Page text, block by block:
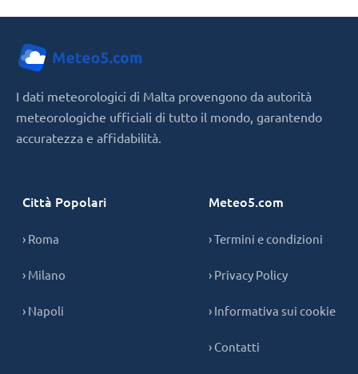
I dati meteorologici di Malta provengono da autorità
meteorologiche ufficiali di tutto il mondo, garantendo
accuratezza e affidabilità.
Città Popolari
› Roma
› Milano
› Napoli
Meteo5.com
› Termini e condizioni
› Privacy Policy
› Informativa sui cookie
› Contatti